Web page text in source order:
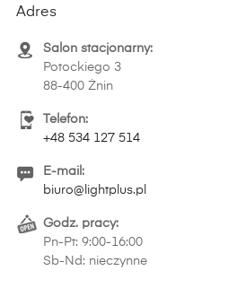
Adres
Salon stacjonarny:
Potockiego 3
88-400 Żnin
Telefon:
+48 534 127 514
E-mail:
biuro@lightplus.pl
Godz. pracy:
Pn-Pt: 9:00-16:00
Sb-Nd: nieczynne